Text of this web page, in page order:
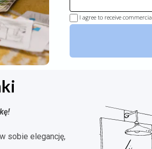
I agree to receive
sobie elegancję,